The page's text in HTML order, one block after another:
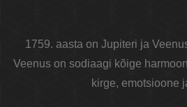
1759. aasta on Jupiteri ja
Veenus on sodiaagi kõige
kirge, emotsioone